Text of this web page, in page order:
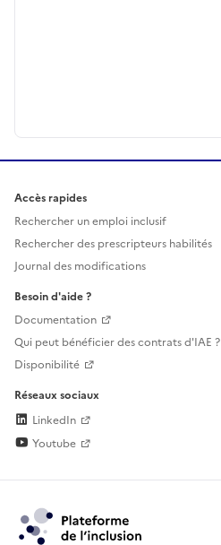
Accès rapides
Rechercher un emploi inclusif
Rechercher des prescripteurs habilités
Journal des modifications
Besoin d'aide ?
Documentation
Qui peut bénéficier des contrats d'IAE ?
Disponibilité
Réseaux sociaux
LinkedIn
Youtube